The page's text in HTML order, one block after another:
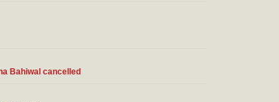
Bahiwal cancelled